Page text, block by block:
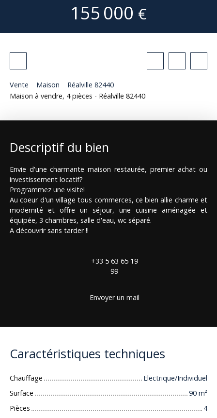
155 000 €
Vente Maison
Réalville 82440
Maison à vendre, 4 pièces - Réalville 82440
Descriptif du bien
Envie d'une charmante maison restaurée, premier achat ou
investissement locatif?
Programmez une visite!
Au coeur d'un village tous commerces, ce bien allie charme et
modernité et offre un séjour, une cuisine aménagée et
équipée, 3 chambres, salle d'eau, wc séparé.
A découvrir sans tarder !!
+33 5 63 65 19
99
Envoyer un mail
Caractéristiques techniques
Chauffage
Electrique/Individuel
Surface
90 m²
Pièces
4